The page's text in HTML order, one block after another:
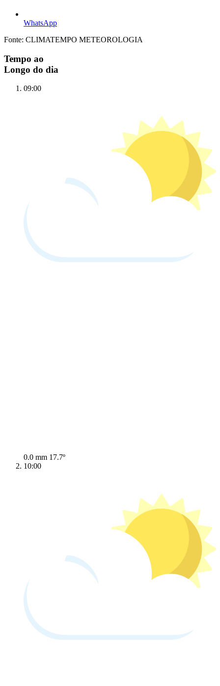
WhatsApp
Fonte: CLIMATEMPO METEOROLOGIA
Tempo ao
Longo do dia
09:00
0.0 mm 17.7º
10:00